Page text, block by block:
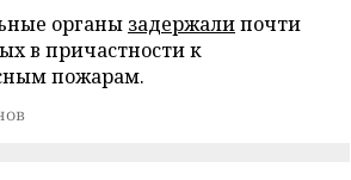
органы задержалипочти
в причастности к
пожарам.